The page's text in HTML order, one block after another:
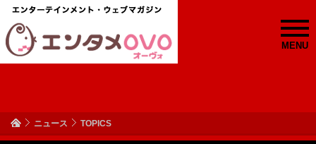
MENU
ニュース TOPICS